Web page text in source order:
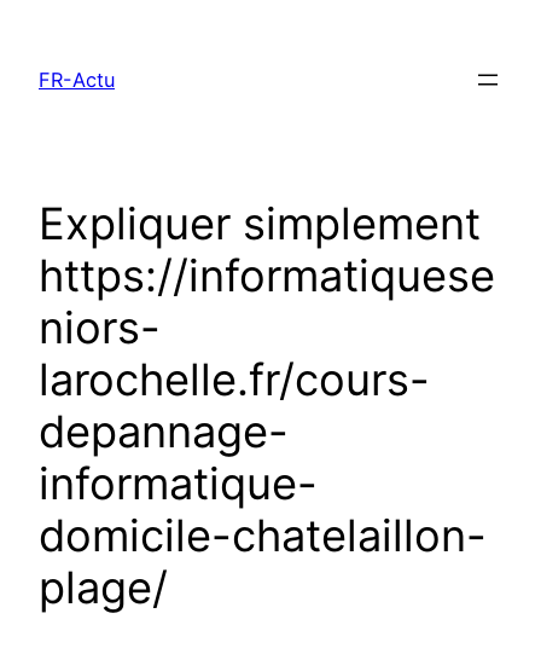
contenu
FR-Actu
Expliquer simplement
https://informatiquese
niors-
larochelle.fr/cours-
depannage-
informatique-
domicile-chatelaillon-
plage/